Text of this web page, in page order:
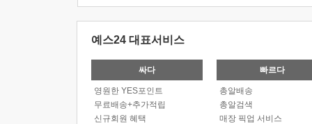
예스24 대표서비스
싸다
영원한 YES포인트
무료배송+추가적립
신규회원 혜택
빠르다
총알배송
총알검색
매장 픽업 서비스